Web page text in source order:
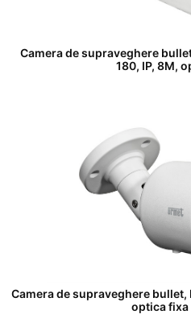
Camera de supraveghere
180, IP, 8M,
Camera de supraveghere bullet,
optica fixa